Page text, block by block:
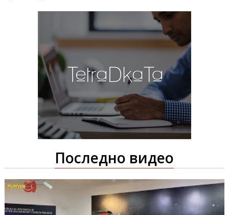
Последно видео